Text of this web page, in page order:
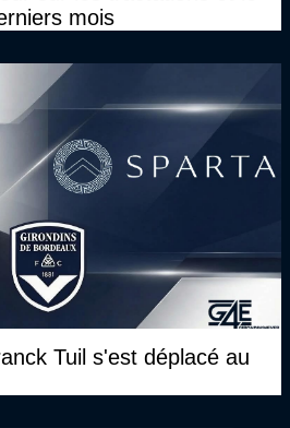
mois
Tuil s'est déplacé au